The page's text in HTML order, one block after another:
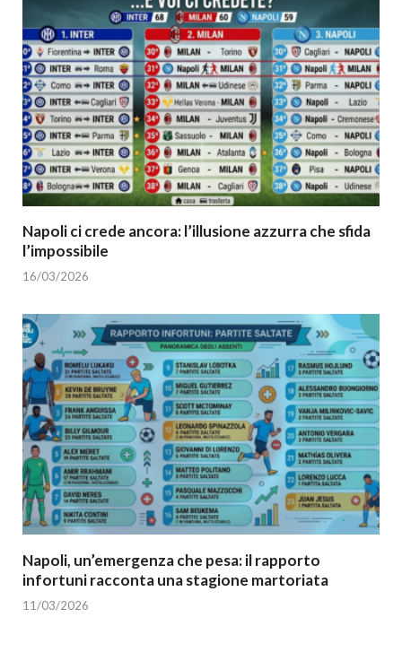
Napoli ci crede ancora: l’illusione azzurra che sfida
l’impossibile
16/03/2026
Napoli, un’emergenza che pesa: il rapporto
infortuni racconta una stagione martoriata
11/03/2026